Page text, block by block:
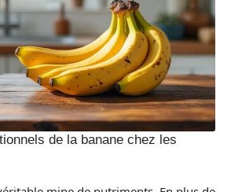
de la banane chez les